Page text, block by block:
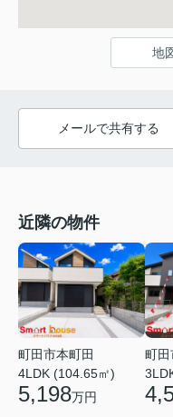
地
メールで共有する
近隣の物件
町田市本町田
4LDK (104.65㎡)
5,198万円
町田